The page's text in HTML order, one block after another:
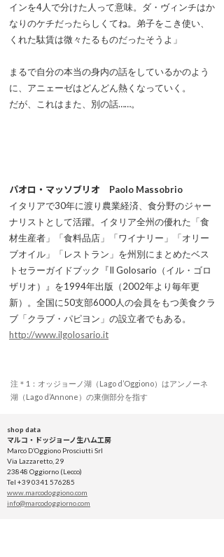
インを4人で分けた人って意味。ダ・ヴィンチはか
なりのケチだったらしくてね。弟子をこき使い、
くれた駄賃は微々たるものだったそうよ」
まるで自分の本当の身内の話をしているかのよう
に、アニェーゼはどんどん熱くなっていく。
だが、これはまた、別の話……。
パオロ・マッソブリオ Paolo Massobrio
イタリアで30年に渡り農業経済、食分野のジャー
ナリストとして活躍。イタリア全州の優れた「食
材生産者」「食料品店」「ワイナリー」「オリー
ブオイル」「レストラン」を州別にまとめたベス
トセラーガイドブック『Il Golosario（イル・ゴロ
ザリオ）』を1994年出版（2002年より毎年更
新）。全国に50支部6000人の会員をもつ美食クラ
ブ「クラブ・パピヨン」の設立者でもある。
http://www.ilgolosario.it
注＊1：オッジョーノ湖（Lago d’Oggiono）はアンノーネ
湖（Lago d’Annone）の東側部分を指す
shop data
マルコ・ドッジョーノ生ハム工房
Marco D’Oggiono Prosciutti Srl
Via Lazzaretto, 29
23848 Oggiorno (Lecco)
Tel +39 0341 576285
www.marcodoggiono.com
info@marcodoggiorno.com